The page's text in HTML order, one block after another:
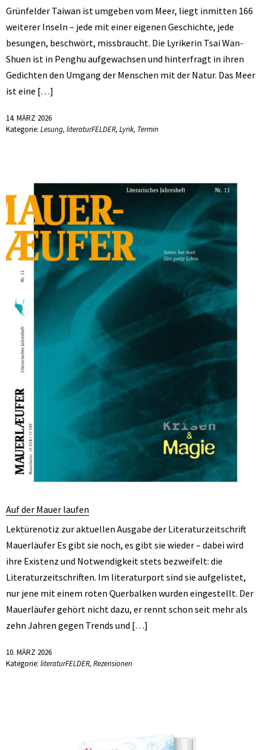
Grünfelder Taiwan ist umgeben vom Meer, liegt inmitten 166
weiterer Inseln – jede mit einer eigenen Geschichte, jede
besungen, beschwört, missbraucht. Die Lyrikerin Tsai Wan-
Shuen ist in Penghu aufgewachsen und hinterfragt in ihren
Gedichten den Umgang der Menschen mit der Natur. Das Meer
ist eine […]
14. MÄRZ 2026
Kategorie: Lesung, literaturFELDER, Lyrik, Termin
Auf der Mauer laufen
Lektürenotiz zur aktuellen Ausgabe der Literaturzeitschrift
Mauerläufer Es gibt sie noch, es gibt sie wieder – dabei wird
ihre Existenz und Notwendigkeit stets bezweifelt: die
Literaturzeitschriften. Im literaturport sind sie aufgelistet,
nur jene mit einem roten Querbalken wurden eingestellt. Der
Mauerläufer gehört nicht dazu, er rennt schon seit mehr als
zehn Jahren gegen Trends und […]
10. MÄRZ 2026
Kategorie: literaturFELDER, Rezensionen